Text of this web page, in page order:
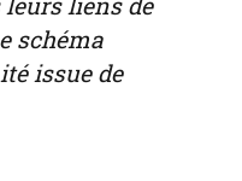
schéma
issue de